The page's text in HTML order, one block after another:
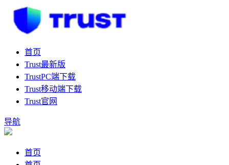
首页
Trust最新版
TrustPC端下载
Trust移动端下载
Trust官网
导航
首页